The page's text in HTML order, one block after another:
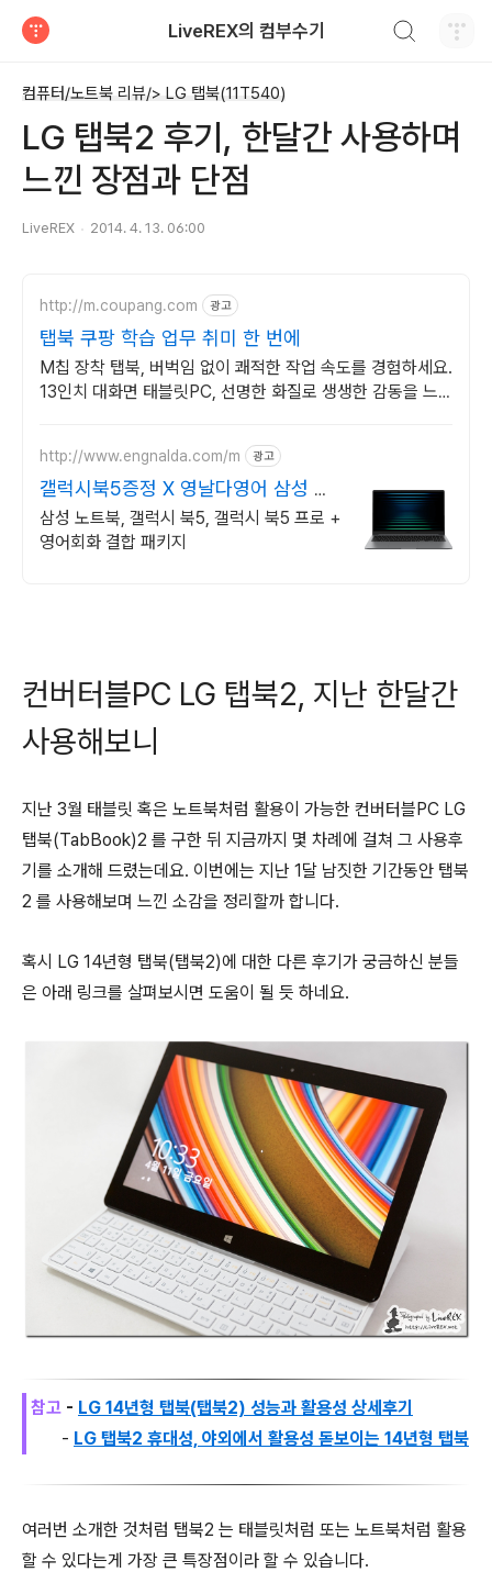
LiveREX의 컴부수기
컴퓨터/노트북 리뷰/> LG 탭북(11T540)
LG 탭북2 후기, 한달간 사용하며
느낀 장점과 단점
LiveREX 2014. 4. 13. 06:00
http://m.coupang.com 광고
탭북 쿠팡 학습 업무 취미 한 번에
M칩 장착 탭북, 버벅임 없이 쾌적한 작업 속도를 경험하세요.
13인치 대화면 태블릿PC, 선명한 화질로 생생한 감동을 느
http://www.engnalda.com/m 광고
갤럭시북5증정 X 영날다영어 삼성 갤
럭시북5 프로 신제품
삼성 노트북, 갤럭시 북5, 갤럭시 북5 프로 +
영어회화 결합 패키지
컨버터블PC LG 탭북2, 지난 한달간
사용해보니
지난 3월 태블릿 혹은 노트북처럼 활용이 가능한 컨버터블PC LG
탭북(TabBook)2 를 구한 뒤 지금까지 몇 차례에 걸쳐 그 사용후
기를 소개해 드렸는데요. 이번에는 지난 1달 남짓한 기간동안 탭북
2 를 사용해보며 느낀 소감을 정리할까 합니다.
혹시 LG 14년형 탭북(탭북2)에 대한 다른 후기가 궁금하신 분들
은 아래 링크를 살펴보시면 도움이 될 듯 하네요.
참고 - LG 14년형 탭북(탭북2) 성능과 활용성 상세후기
- LG 탭북2 휴대성, 야외에서 활용성 돋보이는 14년형 탭북
여러번 소개한 것처럼 탭북2 는 태블릿처럼 또는 노트북처럼 활용
할 수 있다는게 가장 큰 특장점이라 할 수 있습니다.